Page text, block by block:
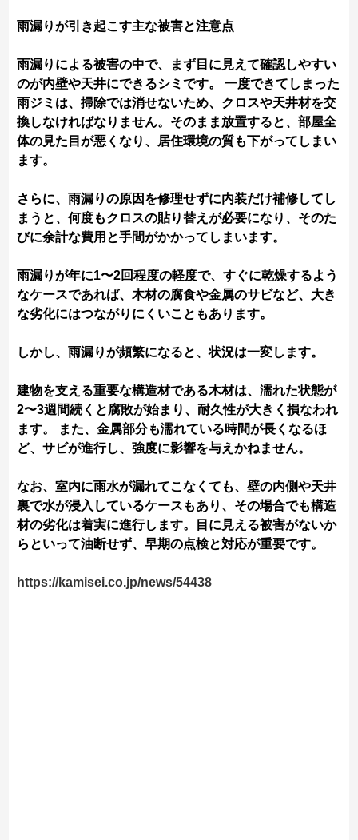
雨漏りが引き起こす主な被害と注意点
雨漏りによる被害の中で、まず目に見えて確認しやすい
のが内壁や天井にできるシミです。 一度できてしまった
雨ジミは、掃除では消せないため、クロスや天井材を交
換しなければなりません。そのまま放置すると、部屋全
体の見た目が悪くなり、居住環境の質も下がってしまい
ます。
さらに、雨漏りの原因を修理せずに内装だけ補修してし
まうと、何度もクロスの貼り替えが必要になり、そのた
びに余計な費用と手間がかかってしまいます。
雨漏りが年に1〜2回程度の軽度で、すぐに乾燥するよう
なケースであれば、木材の腐食や金属のサビなど、大き
な劣化にはつながりにくいこともあります。
しかし、雨漏りが頻繁になると、状況は一変します。
建物を支える重要な構造材である木材は、濡れた状態が
2〜3週間続くと腐敗が始まり、耐久性が大きく損なわれ
ます。 また、金属部分も濡れている時間が長くなるほ
ど、サビが進行し、強度に影響を与えかねません。
なお、室内に雨水が漏れてこなくても、壁の内側や天井
裏で水が浸入しているケースもあり、その場合でも構造
材の劣化は着実に進行します。目に見える被害がないか
らといって油断せず、早期の点検と対応が重要です。
https://kamisei.co.jp/news/54438